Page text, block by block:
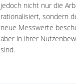
jedoch nicht nur die
rationalisiert, sondern
neue Messwerte
aber in ihrer
sind.